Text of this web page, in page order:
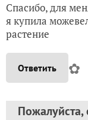
Спасибо, для
я купила
растение
Ответить ✿
Пожалуйста,